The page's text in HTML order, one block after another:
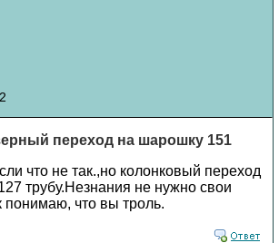
переход на шарошку 151
что не так.,но колонковый переход
трубу.Незнания не нужно свои
понимаю, что вы троль.